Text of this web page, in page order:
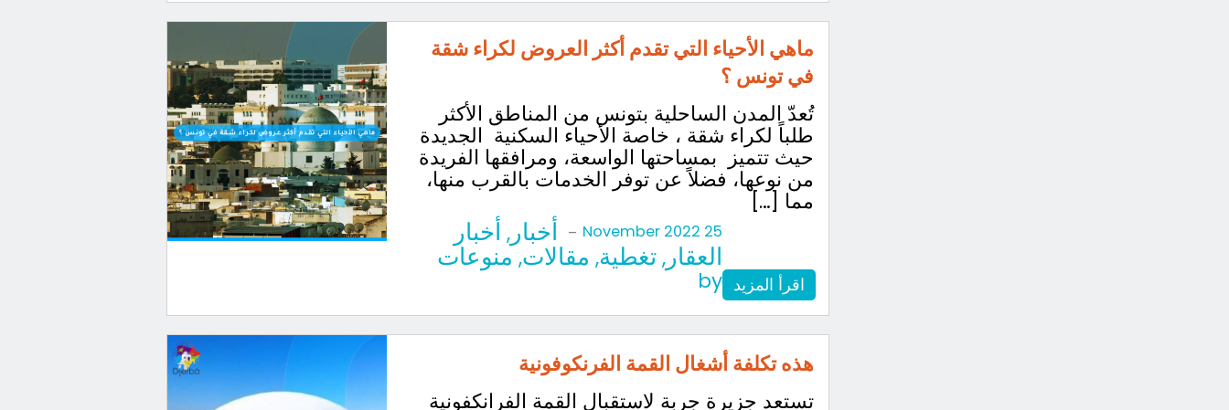
ماهي الأحياء التي تقدم أكثر العروض لكراء شقة
في تونس ؟
تُعدّ المدن الساحلية بتونس من المناطق الأكثر
طلباً لكراء شقة ، خاصة الأحياء السكنية الجديدة
حيث تتميز بمساحتها الواسعة، ومرافقها الفريدة
من نوعها، فضلاً عن توفر الخدمات بالقرب منها،
مما […]
اقرأ المزيد
25 November 2022
- أخبار, أخبار
العقار,تغطية, مقالات, منوعات
by
هذه تكلفة أشغال القمة الفرنكوفونية
تستعد جزيرة جربة لاستقبال القمة الفرانكفونية